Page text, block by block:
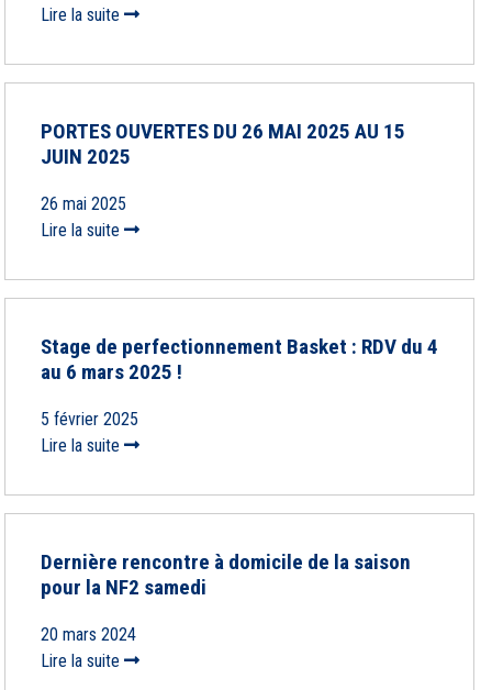
Lire la suite
PORTES OUVERTES DU 26 MAI 2025 AU 15
JUIN 2025
26 mai 2025
Lire la suite
Stage de perfectionnement Basket : RDV du 4
au 6 mars 2025 !
5 février 2025
Lire la suite
Dernière rencontre à domicile de la saison
pour la NF2 samedi
20 mars 2024
Lire la suite